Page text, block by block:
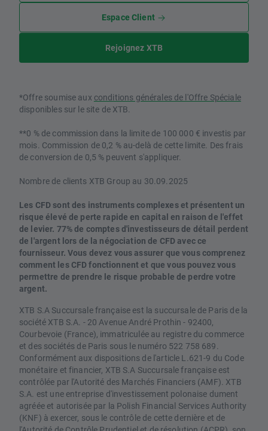
Espace Client
Rejoignez XTB
*Offre soumise aux conditions générales de l'Offre Spéciale
disponibles sur le site de XTB.
**0 % de commission dans la limite de 100 000 € investis par
mois. Commission de 0,2 % au-delà de cette limite. Des frais
de conversion de 0,5 % peuvent s'appliquer.
Nombre de clients XTB Group au 30.09.2025
Les CFD sont des instruments complexes et présentent un
risque élevé de perte rapide en capital en raison de l'effet
de levier. 77% de comptes d'investisseurs de détail perdent
de l'argent lors de la négociation de CFD avec ce
fournisseur. Vous devez vous assurer que vous comprenez
comment les CFD fonctionnent et que vous pouvez vous
permettre de prendre le risque probable de perdre votre
argent.
XTB S.A Succursale française est la succursale de Paris de la
société XTB S.A. - 20 Avenue André Prothin - 92400,
Courbevoie (France), immatriculée au registre du commerce
et des sociétés de Paris sous le numéro 522 758 689.
Conformément aux dispositions de l'article L.621-9 du Code
monétaire et financier, XTB S.A Succursale française est
contrôlée par l'Autorité des Marchés Financiers (AMF). XTB
S.A. est une entreprise d'investissement polonaise dument
agréée et autorisée par la Polish Financial Services Authority
(KNF) à exercer, sous le contrôle de cette dernière et de